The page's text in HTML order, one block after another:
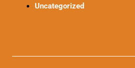
Uncategorized